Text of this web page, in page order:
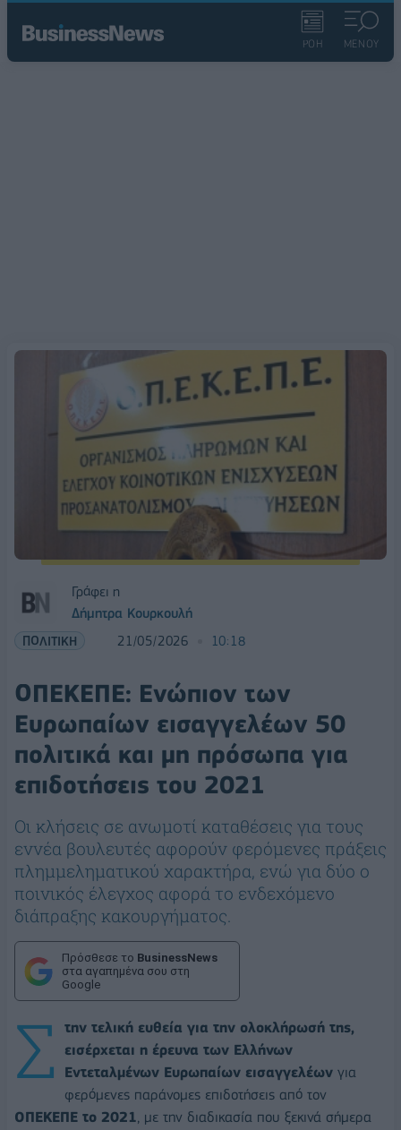
ΡΟΗ ΜΕΝΟΥ
Γράφει η
Δήμητρα Κουρκουλή
ΠΟΛΙΤΙΚΗ 21/05/2026 10:18
ΟΠΕΚΕΠΕ: Ενώπιον των
Ευρωπαίων εισαγγελέων 50
πολιτικά και μη πρόσωπα για
επιδοτήσεις του 2021
Οι κλήσεις σε ανωμοτί καταθέσεις για τους
εννέα βουλευτές αφορούν φερόμενες πράξεις
πλημμεληματικού χαρακτήρα, ενώ για δύο ο
ποινικός έλεγχος αφορά το ενδεχόμενο
διάπραξης κακουργήματος.
Πρόσθεσε το BusinessNews
στα αγαπημένα σου στη
Google
Σ
την τελική ευθεία για την ολοκλήρωσή της,
εισέρχεται η έρευνα των Ελλήνων
Εντεταλμένων Ευρωπαίων εισαγγελέων για
φερόμενες παράνομες επιδοτήσεις από τον
ΟΠΕΚΕΠΕ το 2021, με την διαδικασία που ξεκινά σήμερα